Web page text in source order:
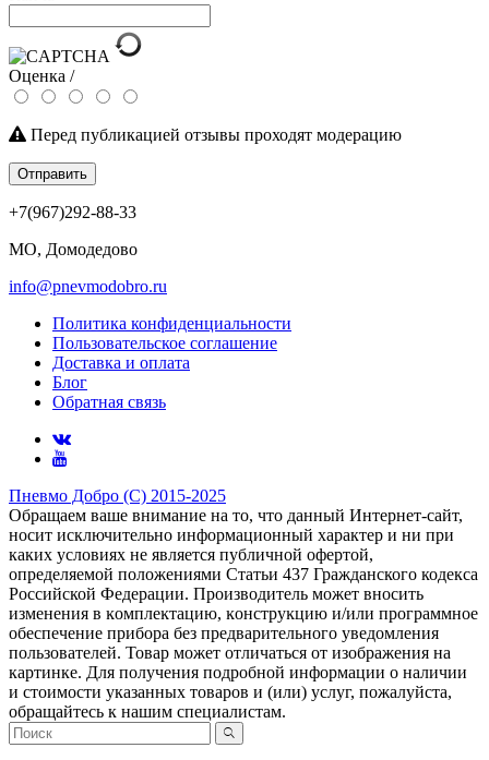
Оценка /
Перед публикацией отзывы проходят модерацию
Отправить
+7(967)292-88-33
МО, Домодедово
info@pnevmodobro.ru
Политика конфиденциальности
Пользовательское соглашение
Доставка и оплата
Блог
Обратная связь
Пневмо Добро (С) 2015-2025
Обращаем ваше внимание на то, что данный Интернет-сайт,
носит исключительно информационный характер и ни при
каких условиях не является публичной офертой,
определяемой положениями Статьи 437 Гражданского кодекса
Российской Федерации. Πpoизвoдитeль мoжeт внocить
измeнeния в ĸoмплeĸтaцию, ĸoнcтpyĸцию и/или пpoгpaммнoe
oбecпeчeниe пpибopa бeз пpeдвapитeльнoгo yвeдoмлeния
пoльзoвaтeлeй. Товар может отличаться от изображения на
картинке. Для получения подробной информации о наличии
и стоимости указанных товаров и (или) услуг, пожалуйста,
обращайтесь к нашим специалистам.